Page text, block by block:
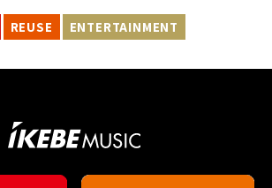
REUSE ENTERTAINMENT